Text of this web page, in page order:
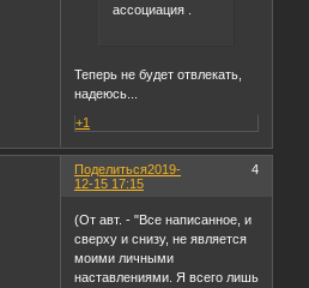
ассоциация .
Теперь не будет отвлекать,
надеюсь...
+1
Поделиться 4
2019-
12-15 17:15
(От авт. - "Все написанное, и
сверху и снизу, не является
моими личными
наставлениями. Я всего лишь